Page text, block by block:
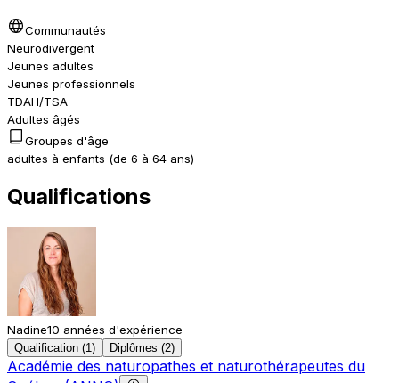
Communautés
Neurodivergent
Jeunes adultes
Jeunes professionnels
TDAH/TSA
Adultes âgés
Groupes d'âge
adultes à enfants (de 6 à 64 ans)
Qualifications
Nadine10 années d'expérience
Qualification (1) Diplômes (2)
Académie des naturopathes et naturothérapeutes du